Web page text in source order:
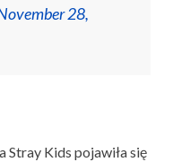
28,
Stray Kids pojawiła się